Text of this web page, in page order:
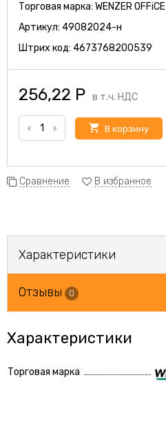
Торговая марка: WENZER OFFiCE
Артикул: 49082024-н
Штрих код: 4673768200539
256,22 Р в т.ч. НДС
В корзину
Сравнение В избранное
Характеристики
Отзывы 0
Характеристики
Торговая марка